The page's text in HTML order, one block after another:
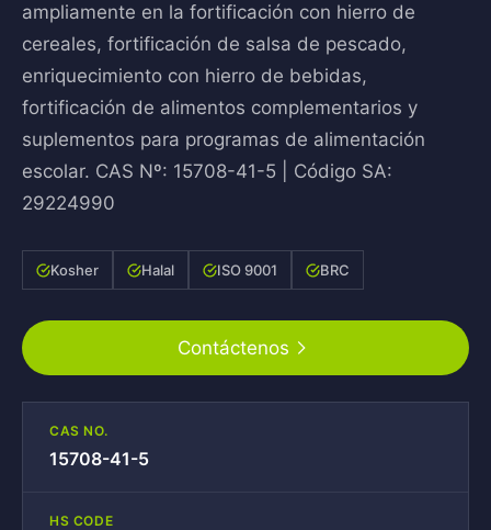
ampliamente en la fortificación con hierro de
cereales, fortificación de salsa de pescado,
enriquecimiento con hierro de bebidas,
fortificación de alimentos complementarios y
suplementos para programas de alimentación
escolar. CAS Nº: 15708-41-5 | Código SA:
29224990
Kosher Halal ISO 9001 BRC
Contáctenos
CAS NO.
15708-41-5
HS CODE